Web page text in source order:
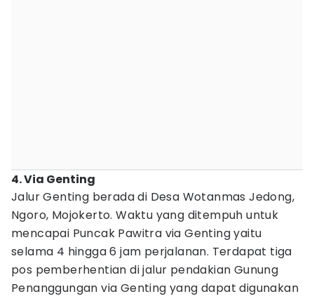
4. Via Genting
Jalur Genting berada di Desa Wotanmas Jedong,
Ngoro, Mojokerto. Waktu yang ditempuh untuk
mencapai Puncak Pawitra via Genting yaitu
selama 4 hingga 6 jam perjalanan. Terdapat tiga
pos pemberhentian di jalur pendakian Gunung
Penanggungan via Genting yang dapat digunakan